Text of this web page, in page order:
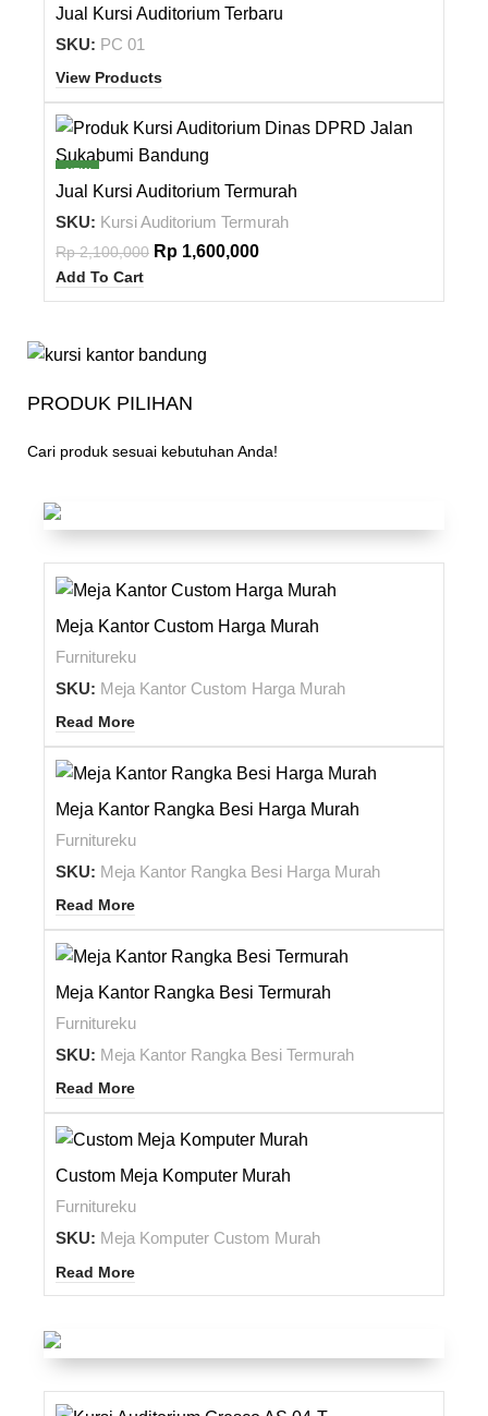
Jual Kursi Auditorium Terbaru
SKU: PC 01
View Products
NEW
Jual Kursi Auditorium Termurah
SKU: Kursi Auditorium Termurah
Rp2,100,000 Rp 1,600,000
Add To Cart
PRODUK PILIHAN
Cari produk sesuai kebutuhan Anda!
Meja Kantor Custom
Meja Kantor Custom Harga Murah
Furnitureku
SKU: Meja Kantor Custom Harga Murah
Read More
Meja Kantor Rangka Besi Harga Murah
Furnitureku
SKU: Meja Kantor Rangka Besi Harga Murah
Read More
Meja Kantor Rangka Besi Termurah
Furnitureku
SKU: Meja Kantor Rangka Besi Termurah
Read More
Custom Meja Komputer Murah
Furnitureku
SKU: Meja Komputer Custom Murah
Read More